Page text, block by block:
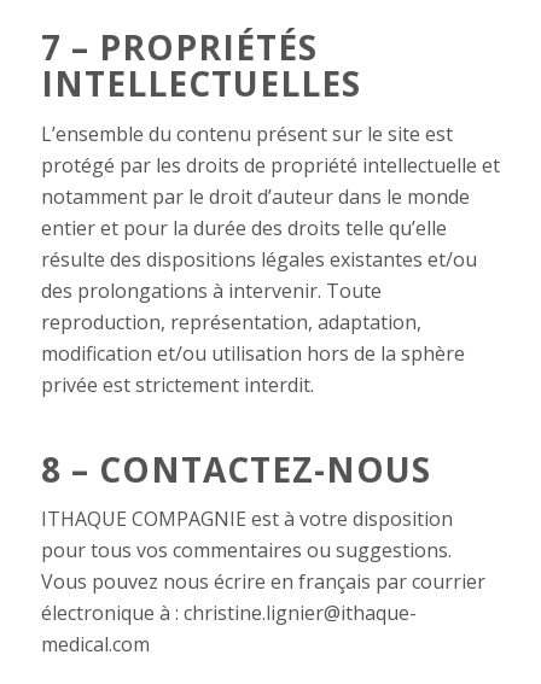
7 – PROPRIÉTÉS
INTELLECTUELLES
L’ensemble du contenu présent sur le site est
protégé par les droits de propriété intellectuelle et
notamment par le droit d’auteur dans le monde
entier et pour la durée des droits telle qu’elle
résulte des dispositions légales existantes et/ou
des prolongations à intervenir. Toute
reproduction, représentation, adaptation,
modification et/ou utilisation hors de la sphère
privée est strictement interdit.
8 – CONTACTEZ-NOUS
ITHAQUE COMPAGNIE est à votre disposition
pour tous vos commentaires ou suggestions.
Vous pouvez nous écrire en français par courrier
électronique à : christine.lignier@ithaque-
medical.com